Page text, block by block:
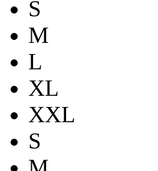
S
M
L
XL
XXL
S